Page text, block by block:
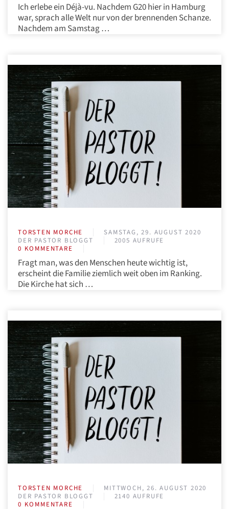
Ich erlebe ein Déjà-vu. Nachdem G20 hier in Hamburg
war, sprach alle Welt nur von der brennenden Schanze.
Nachdem am Samstag …
TORSTEN MORCHE
SAMSTAG, 29. AUGUST 2020
DER PASTOR BLOGGT
2005 AUFRUFE
0 KOMMENTARE
Fragt man, was den Menschen heute wichtig ist,
erscheint die Familie ziemlich weit oben im Ranking.
Die Kirche hat sich …
TORSTEN MORCHE
MITTWOCH, 26. AUGUST 2020
DER PASTOR BLOGGT
2140 AUFRUFE
0 KOMMENTARE